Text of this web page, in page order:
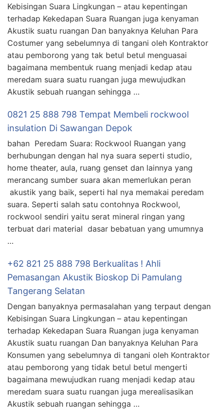
Kebisingan Suara Lingkungan – atau kepentingan
terhadap Kekedapan Suara Ruangan juga kenyaman
Akustik suatu ruangan Dan banyaknya Keluhan Para
Costumer yang sebelumnya di tangani oleh Kontraktor
atau pemborong yang tak betul betul menguasai
bagaimana membentuk ruang menjadi kedap atau
meredam suara suatu ruangan juga mewujudkan
Akustik sebuah ruangan sehingga …
0821 25 888 798 Tempat Membeli rockwool
insulation Di Sawangan Depok
bahan Peredam Suara: Rockwool Ruangan yang
berhubungan dengan hal nya suara seperti studio,
home theater, aula, ruang genset dan lainnya yang
merancang sumber suara akan memerlukan peran
akustik yang baik, seperti hal nya memakai peredam
suara. Seperti salah satu contohnya Rockwool,
rockwool sendiri yaitu serat mineral ringan yang
terbuat dari material dasar bebatuan yang umumnya
…
+62 821 25 888 798 Berkualitas ! Ahli
Pemasangan Akustik Bioskop Di Pamulang
Tangerang Selatan
Dengan banyaknya permasalahan yang terpaut dengan
Kebisingan Suara Lingkungan – atau kepentingan
terhadap Kekedapan Suara Ruangan juga kenyaman
Akustik suatu ruangan Dan banyaknya Keluhan Para
Konsumen yang sebelumnya di tangani oleh Kontraktor
atau pemborong yang tidak betul betul mengerti
bagaimana mewujudkan ruang menjadi kedap atau
meredam suara suatu ruangan juga merealisasikan
Akustik sebuah ruangan sehingga …